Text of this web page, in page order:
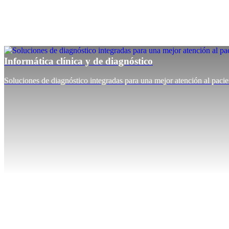
Informática clínica y de diagnóstico
Soluciones de diagnóstico integradas para una mejor atención al